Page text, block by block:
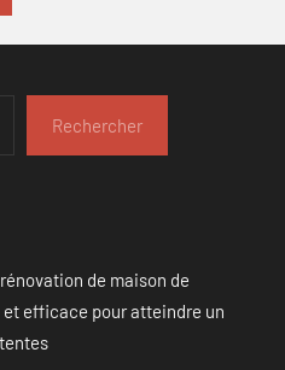
Rechercher
de maison de
efficace pour atteindre un